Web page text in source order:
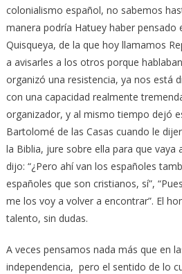
colonialismo español, no sabemos
manera podría Hatuey haber pensado
Quisqueya, de la que hoy llamamos
a avisarles a los otros porque
organizó una resistencia, ya nos está
con una capacidad realmente
organizador, y al mismo tiempo dejó
Bartolomé de las Casas cuando le
la Biblia, jure sobre ella para que vaya
dijo: “¿Pero ahí van los españoles
españoles que son cristianos, sí”,
me los voy a volver a encontrar”. El
talento, sin dudas.
A veces pensamos nada más que en
independencia, pero el sentido de lo